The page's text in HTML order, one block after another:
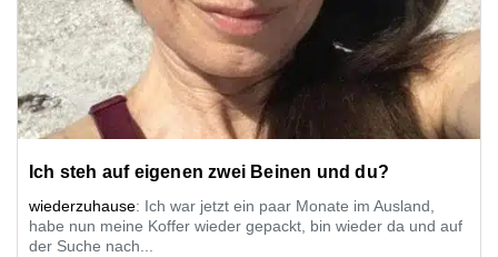
Ich steh auf eigenen zwei Beinen und du?
wiederzuhause: Ich war jetzt ein paar Monate im Ausland,
habe nun meine Koffer wieder gepackt, bin wieder da und auf
der Suche nach...